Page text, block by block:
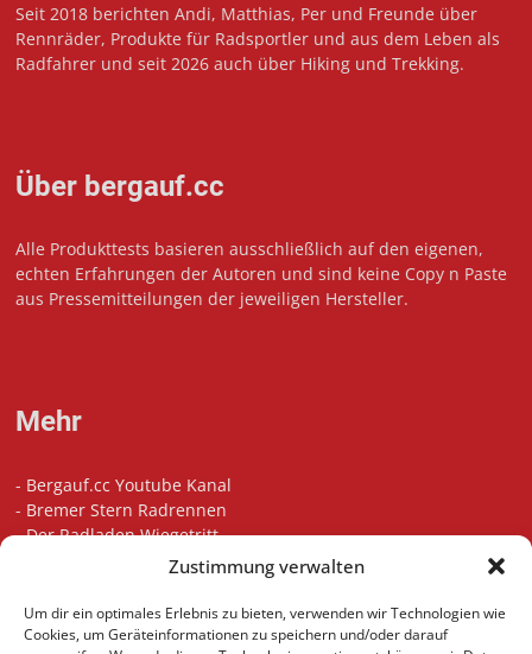
Zustimmung verwalten
Um dir ein optimales Erlebnis zu bieten, verwenden wir Technologien wie
Cookies, um Geräteinformationen zu speichern und/oder darauf
Seit 2018 berichten Andi, Matthias, Per und Freunde über
Rennräder, Produkte für Radsportler und aus dem Leben als
Radfahrer und seit 2026 auch über Hiking und Trekking.
Über bergauf.cc
Alle Produkttests basieren ausschließlich auf den eigenen,
echten Erfahrungen der Autoren und sind keine Copy n Paste
aus Pressemitteilungen der jeweiligen Hersteller.
Mehr
- Bergauf.cc Youtube Kanal
- Bremer Stern Radrennen
-Der Radladen Wiegetritt
Bikefitting in Bremen
-Unsere Touren auf Komoot
-Indoor Cycling Motivation Playlist